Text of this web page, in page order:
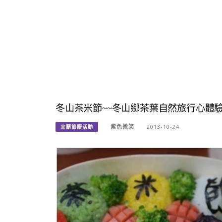
冬山茶米節~~冬山鄉茶葉自然旅行心體
宜蘭節慶活動 紫色微笑 2013-10-24